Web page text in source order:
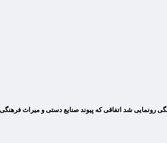
رونمایی شد اتفاقی که پیوند صنایع دستی و میراث